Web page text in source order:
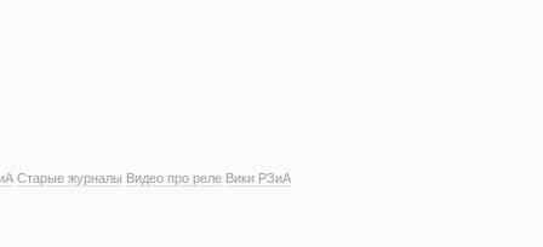
Старые журналы Видео про реле Вики РЗиА